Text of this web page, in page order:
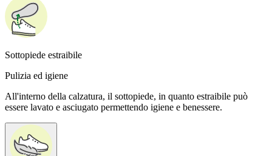
Sottopiede estraibile
Pulizia ed igiene
All'interno della calzatura, il sottopiede, in quanto estraibile può
essere lavato e asciugato permettendo igiene e benessere.